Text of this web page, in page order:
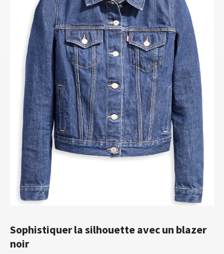
Sophistiquer la silhouette avec un blazer
noir